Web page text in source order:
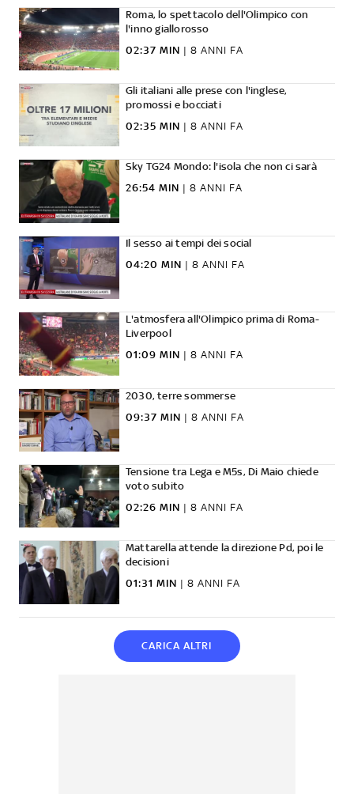
Roma, lo spettacolo dell'Olimpico con
l'inno giallorosso
02:37 MIN | 8 ANNI FA
Gli italiani alle prese con l'inglese,
promossi e bocciati
02:35 MIN | 8 ANNI FA
Sky TG24 Mondo: l'isola che non ci sarà
26:54 MIN | 8 ANNI FA
Il sesso ai tempi dei social
04:20 MIN | 8 ANNI FA
L'atmosfera all'Olimpico prima di Roma-
Liverpool
01:09 MIN | 8 ANNI FA
2030, terre sommerse
09:37 MIN | 8 ANNI FA
Tensione tra Lega e M5s, Di Maio chiede
voto subito
02:26 MIN | 8 ANNI FA
Mattarella attende la direzione Pd, poi le
decisioni
01:31 MIN | 8 ANNI FA
CARICA ALTRI